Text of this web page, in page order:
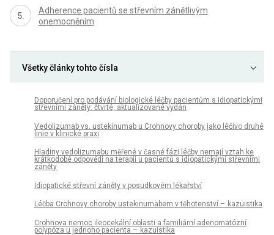
Adherence pacientů se střevním zánětlivým
onemocněním
Všetky články tohto čísla
Doporučení pro podávání bio­logické léčby pa­cientům s idiopatickými
střevními záněty: čtvrté, aktualizované vydán
Vedolizumab vs. ustekinumab u Crohnovy choroby jako léčivo druhé
linie v klinické praxi
Hladiny vedolizumabu měřené v časné fázi léčby nemají vztah ke
krátkodobé odpovědi na terapii u pa­cientů s idiopatickými střevními
záněty
Idiopatické střevní záněty v posudkovém lékařství
Léčba Crohnovy choroby ustekinumabem v těhotenství – kazuistika
Crohnova nemoc ileocekální oblasti a familiární adenomatózní
polypóza u jednoho pa­cienta – kazuistika